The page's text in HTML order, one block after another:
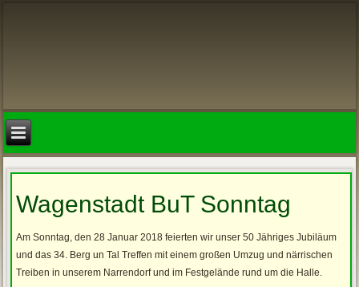
Wagenstadt BuT Sonntag
Am Sonntag, den 28 Januar 2018 feierten wir unser 50 Jähriges Jubiläum
und das 34. Berg un Tal Treffen mit einem großen Umzug und närrischen
Treiben in unserem Narrendorf und im Festgelände rund um die Halle.